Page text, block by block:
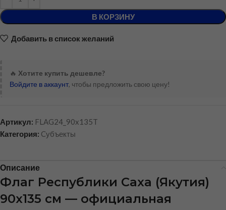
В КОРЗИНУ
Добавить в список желаний
🔥 Хотите купить дешевле?
Войдите в аккаунт, чтобы предложить свою цену!
Артикул: FLAG24_90x135T
Категория: Cубъекты
Описание
Флаг Республики Саха (Якутия)
90х135 см — официальная